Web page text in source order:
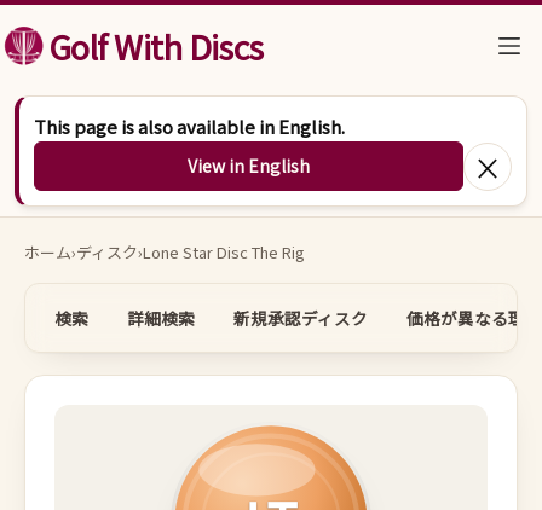
コンテンツへスキップ
Golf With Discs
This page is also available in English.
View in English ×
ホーム›ディスク›Lone Star Disc The Rig
検索 詳細検索 新規承認ディスク 価格が異なる理由